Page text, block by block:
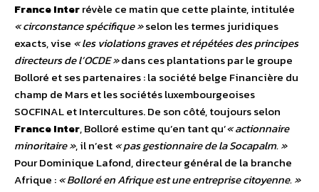
France Interrévèle ce matin que cette plainte, intitulée
« circonstance spécifique »selon les termes juridiques
exacts, vise « les violations graves et répétées des principes
directeurs de l’OCDE »dans ces plantations par le groupe
Bolloré et ses partenaires : la société belge Financière du
champ de Mars et les sociétés luxembourgeoises
SOCFINAL et Intercultures. De son côté, toujours selon
France Inter, Bolloré estime qu’en tant qu’« actionnaire
minoritaire », il n’est« pas gestionnaire de la Socapalm. »
Pour Dominique Lafond, directeur général de la branche
Afrique :« Bolloré en Afrique est une entreprise citoyenne. »